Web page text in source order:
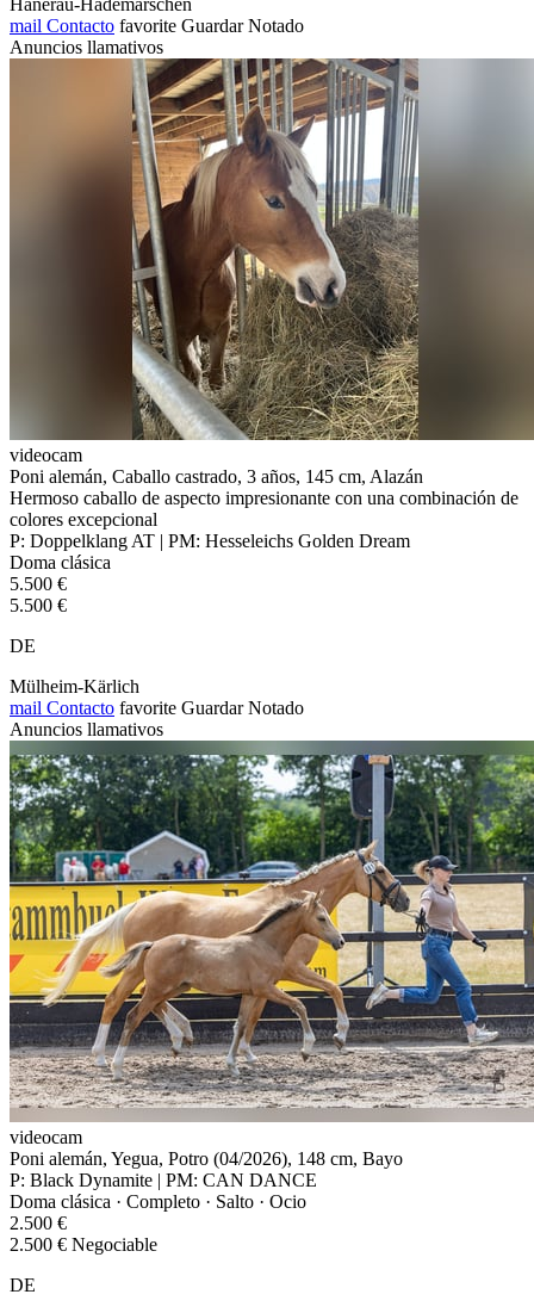
mail Contacto favorite Guardar Notado
Anuncios llamativos
videocam
Poni alemán, Caballo castrado, 3 años, 145 cm, Alazán
Hermoso caballo de aspecto impresionante con una combinación de
colores excepcional
P: Doppelklang AT | PM: Hesseleichs Golden Dream
Doma clásica
5.500 €
5.500 €
DE
Mülheim-Kärlich
mail Contacto favorite Guardar Notado
Anuncios llamativos
videocam
Poni alemán, Yegua, Potro (04/2026), 148 cm, Bayo
P: Black Dynamite | PM: CAN DANCE
Doma clásica · Completo · Salto · Ocio
2.500 €
2.500 € Negociable
DE